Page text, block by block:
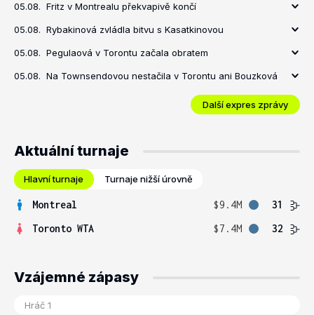
05.08. Fritz v Montrealu překvapivě končí
05.08. Rybakinová zvládla bitvu s Kasatkinovou
05.08. Pegulaová v Torontu začala obratem
05.08. Na Townsendovou nestačila v Torontu ani Bouzková
Další expres zprávy
Aktuální turnaje
Hlavní turnaje Turnaje nižší úrovně
Montreal $9.4M
31
Toronto WTA
$7.4M 32
Vzájemné zápasy